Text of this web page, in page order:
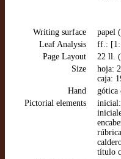
Writing surface
papel
Leaf Analysis
ff.: [1:
Page Layout
22 ll.
Size
hoja:
caja:
Hand
gótica
Pictorial elements
inicial:
título